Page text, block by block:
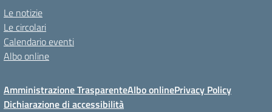
Le notizie
Le circolari
Calendario eventi
Albo online
Amministrazione TrasparenteAlbo onlinePrivacy Policy
Dichiarazione di accessibilità